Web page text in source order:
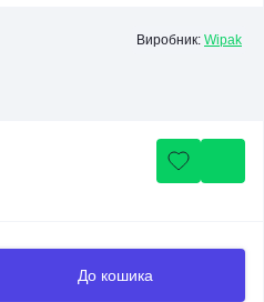
Виробник: Wipak
До кошика